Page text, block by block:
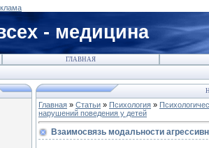
- медицина
ГЛАВНАЯ
Главная » Статьи » Психология »
нарушений поведения у детей
Взаимосвязь модальности